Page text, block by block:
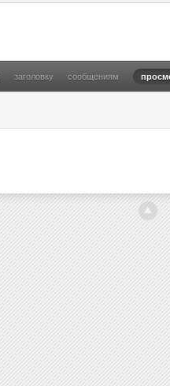
заголовку сообщениям